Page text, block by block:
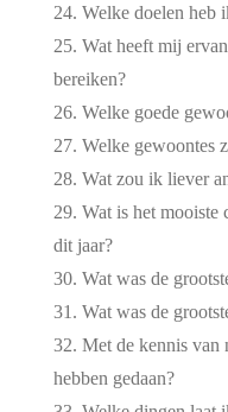
Welke doelen heb
Wat heeft mij
bereiken?
Welke goede
Welke gewoontes
Wat zou ik liever
Wat is het mooiste
dit jaar?
Wat was de
Wat was de
Met de kennis van
hebben gedaan?